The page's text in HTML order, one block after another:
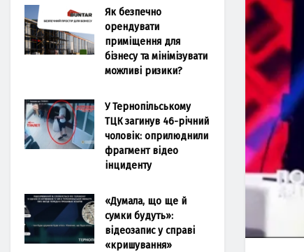
Як безпечно
орендувати
приміщення для
бізнесу та мінімізувати
можливі ризики?
У Тернопільському
ТЦК загинув 46-річний
чоловік: оприлюднили
фрагмент відео
інциденту
«Думала, що ще й
сумки будуть»:
відеозапис у справі
«кришування»